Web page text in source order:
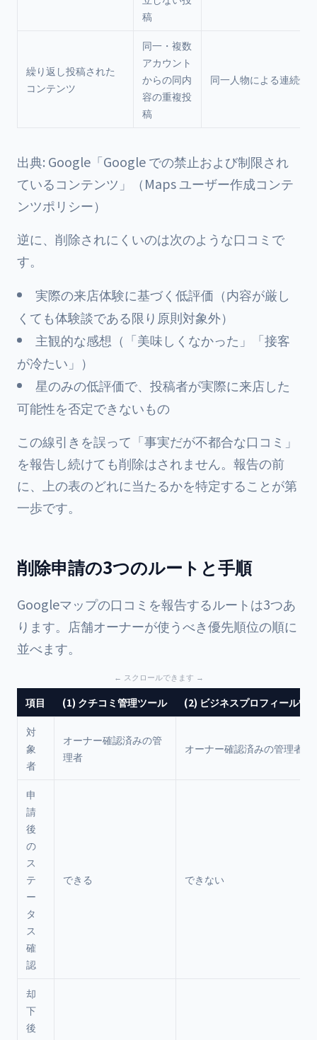
稿
繰り返し投稿された
コンテンツ
同一・複数
アカウント
からの同内
容の重複投
稿
同一人物による連続爆
出典: Google「Google での禁止および制限され
ているコンテンツ」（Maps ユーザー作成コンテ
ンツポリシー）
逆に、削除されにくいのは次のような口コミで
す。
実際の来店体験に基づく低評価（内容が厳し
くても体験談である限り原則対象外）
主観的な感想（「美味しくなかった」「接客
が冷たい」）
星のみの低評価で、投稿者が実際に来店した
可能性を否定できないもの
この線引きを誤って「事実だが不都合な口コミ」
を報告し続けても削除はされません。報告の前
に、上の表のどれに当たるかを特定することが第
一歩です。
削除申請の3つのルートと手順
Googleマップの口コミを報告するルートは3つあ
ります。店舗オーナーが使うべき優先順位の順に
並べます。
項目 (1) クチコミ管理ツール (2) ビジネスプロフィール管
対
象
者
オーナー確認済みの管
理者
オーナー確認済みの管理者
申
請
後
の
ス
テ
ー
タ
ス
確
認
できる できない
却
下
後